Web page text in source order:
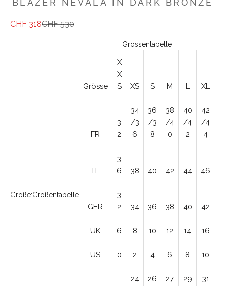
BLAZER NEVALA IN DARK BRONZE
Angebot
CHF 318
Regulärer Preis
CHF 530
Größe:Größentabelle
Grössentabelle
Grösse
X
X
S
XS S M L XL
FR
3
2
34
/3
6
36
/3
8
38
/4
0
40
/4
2
42
/4
4
IT
3
6
38 40 42 44 46
GER
3
2
34 36 38 40 42
UK 6 8 10 12 14 16
US 0 2 4 6 8 10
24
26
27
29
31